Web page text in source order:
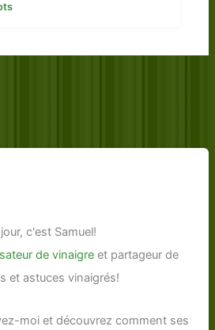
c'est Samuel!
de vinaigre et partageur de
et astuces vinaigrés!
moi et découvrez comment ses